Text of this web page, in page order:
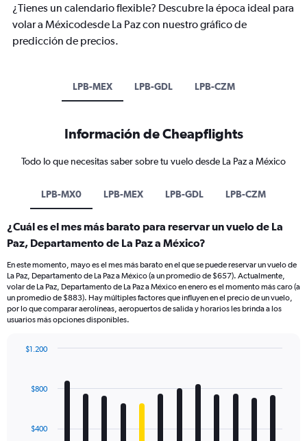
¿Tienes un calendario flexible? Descubre la época ideal para
volar a Méxicodesde La Paz con nuestro gráfico de
predicción de precios.
LPB-MEX LPB-GDL LPB-CZM
Información de Cheapflights
Todo lo que necesitas saber sobre tu vuelo desde La Paz a México
LPB-MX0 LPB-MEX LPB-GDL LPB-CZM
¿Cuál es el mes más barato para reservar un vuelo de La
Paz, Departamento de La Paz a México?
En este momento, mayo es el mes más barato en el que se puede reservar un vuelo de
La Paz, Departamento de La Paz a México (a un promedio de $657). Actualmente,
volar de La Paz, Departamento de La Paz a México en enero es el momento más caro (a
un promedio de $883). Hay múltiples factores que influyen en el precio de un vuelo,
por lo que comparar aerolíneas, aeropuertos de salida y horarios les brinda a los
usuarios más opciones disponibles.
with
The$400
$800
$1.200